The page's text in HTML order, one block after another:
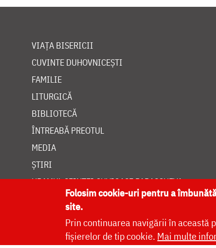
VIAȚA BISERICII
CUVINTE DUHOVNICEȘTI
FAMILIE
LITURGICĂ
BIBLIOTECĂ
ÎNTREABĂ PREOTUL
MEDIA
ȘTIRI
HRAMUL SFINTEI CUVIOASE PARASCHEVA
Site
Folosim cookie-uri pentru a
site.
Prin continuarea navigării în această
fișierelor de tip cookie. Mai multe